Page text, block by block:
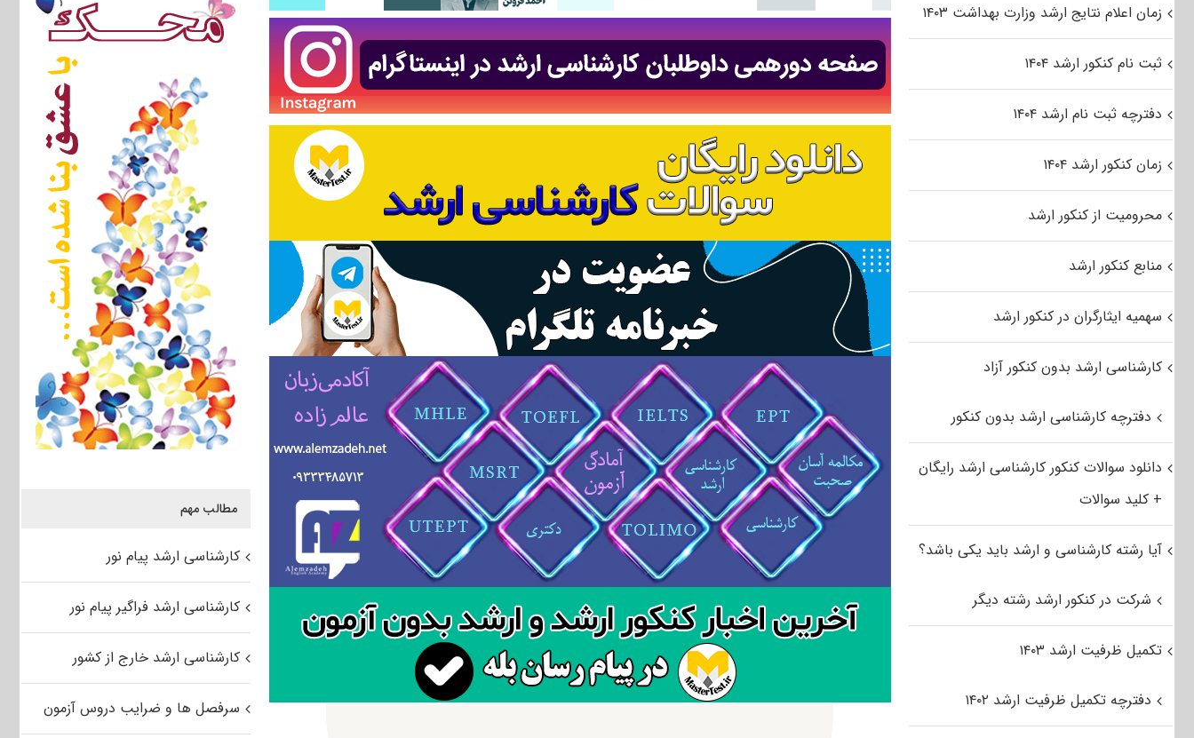
مطالب مهم
کارشناسی ارشد پیام نور
کارشناسی ارشد فراگیر پیام نور
کارشناسی ارشد خارج از کشور
سرفصل ها و ضرایب دروس آزمون
زمان اعلام نتایج ارشد وزارت بهداشت ۱۴۰۳
ثبت نام کنکور ارشد ۱۴۰۴
دفترچه ثبت نام ارشد ۱۴۰۴
زمان کنکور ارشد ۱۴۰۴
محرومیت از کنکور ارشد
منابع کنکور ارشد
سهمیه ایثارگران در کنکور ارشد
کارشناسی ارشد بدون کنکور آزاد
دفترچه کارشناسی ارشد بدون کنکور
دانلود سوالات کنکور کارشناسی ارشد رایگان
+ کلید سوالات
آیا رشته کارشناسی و ارشد باید یکی باشد؟
شرکت در کنکور ارشد رشته دیگر
تکمیل ظرفیت ارشد ۱۴۰۳
دفترچه تکمیل ظرفیت ارشد ۱۴۰۲